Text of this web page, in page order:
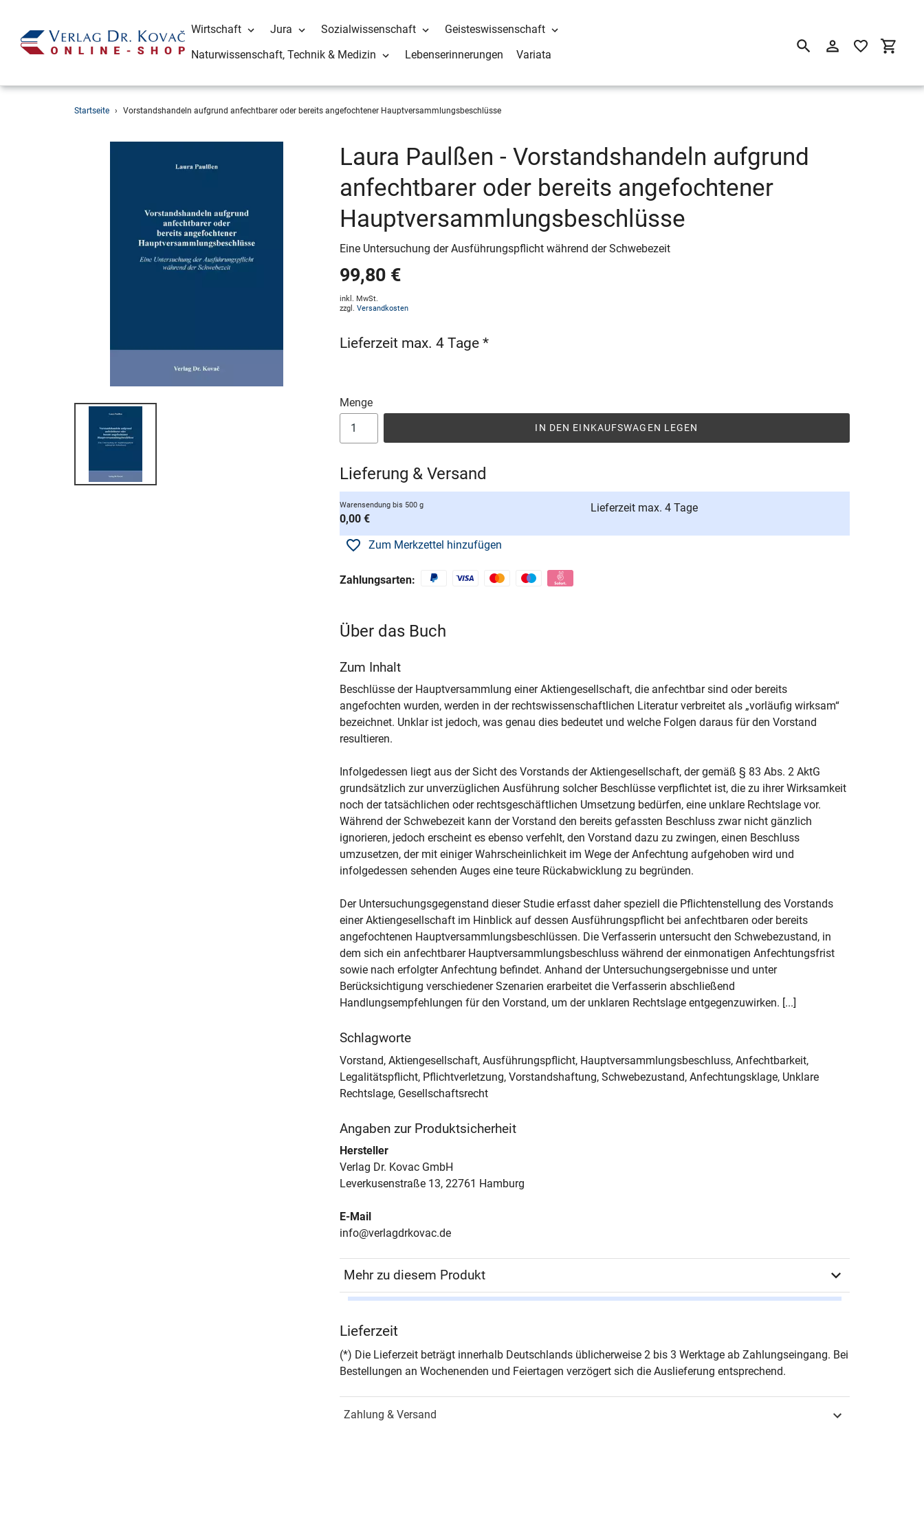
Wirtschaft Jura Sozialwissenschaft
Geisteswissenschaft
Naturwissenschaft, Technik & Medizin
Lebenserinnerungen Variata SuchenEinloggen
Startseite › Vorstandshandeln aufgrund anfechtbarer oder bereits angefochtener Hauptversammlungsbeschlüsse
Laura Paulßen - Vorstandshandeln aufgrund
anfechtbarer oder bereits angefochtener
Hauptversammlungsbeschlüsse
Eine Untersuchung der Ausführungspflicht während der Schwebezeit
99,80 €
inkl. MwSt.
zzgl. Versandkosten
Lieferzeit max. 4 Tage *
Menge
IN DEN EINKAUFSWAGEN LEGEN
Lieferung & Versand
Warensendung bis 500 g
0,00 €
Lieferzeit max. 4 Tage
Zum Merkzettel hinzufügen
Zahlungsarten:
Über das Buch
Zum Inhalt
Beschlüsse der Hauptversammlung einer Aktiengesellschaft, die anfechtbar sind oder bereits
angefochten wurden, werden in der rechtswissenschaftlichen Literatur verbreitet als „vorläufig wirksam“
bezeichnet. Unklar ist jedoch, was genau dies bedeutet und welche Folgen daraus für den Vorstand
resultieren.
Infolgedessen liegt aus der Sicht des Vorstands der Aktiengesellschaft, der gemäß § 83 Abs. 2 AktG
grundsätzlich zur unverzüglichen Ausführung solcher Beschlüsse verpflichtet ist, die zu ihrer Wirksamkeit
noch der tatsächlichen oder rechtsgeschäftlichen Umsetzung bedürfen, eine unklare Rechtslage vor.
Während der Schwebezeit kann der Vorstand den bereits gefassten Beschluss zwar nicht gänzlich
ignorieren, jedoch erscheint es ebenso verfehlt, den Vorstand dazu zu zwingen, einen Beschluss
umzusetzen, der mit einiger Wahrscheinlichkeit im Wege der Anfechtung aufgehoben wird und
infolgedessen sehenden Auges eine teure Rückabwicklung zu begründen.
Der Untersuchungsgegenstand dieser Studie erfasst daher speziell die Pflichtenstellung des Vorstands
einer Aktiengesellschaft im Hinblick auf dessen Ausführungspflicht bei anfechtbaren oder bereits
angefochtenen Hauptversammlungsbeschlüssen. Die Verfasserin untersucht den Schwebezustand, in
dem sich ein anfechtbarer Hauptversammlungsbeschluss während der einmonatigen Anfechtungsfrist
sowie nach erfolgter Anfechtung befindet. Anhand der Untersuchungsergebnisse und unter
Berücksichtigung verschiedener Szenarien erarbeitet die Verfasserin abschließend
Handlungsempfehlungen für den Vorstand, um der unklaren Rechtslage entgegenzuwirken. [...]
Schlagworte
Vorstand, Aktiengesellschaft, Ausführungspflicht, Hauptversammlungsbeschluss, Anfechtbarkeit,
Legalitätspflicht, Pflichtverletzung, Vorstandshaftung, Schwebezustand, Anfechtungsklage, Unklare
Rechtslage, Gesellschaftsrecht
Angaben zur Produktsicherheit
Hersteller
Verlag Dr. Kovac GmbH
Leverkusenstraße 13, 22761 Hamburg
E-Mail
info@verlagdrkovac.de
Mehr zu diesem Produkt
Seiten 280
ISBN
Lieferzeit
(*) Die Lieferzeit beträgt innerhalb Deutschlands üblicherweise 2 bis 3 Werktage ab Zahlungseingang. Bei
Bestellungen an Wochenenden und Feiertagen verzögert sich die Auslieferung entsprechend.
Zahlung & Versand